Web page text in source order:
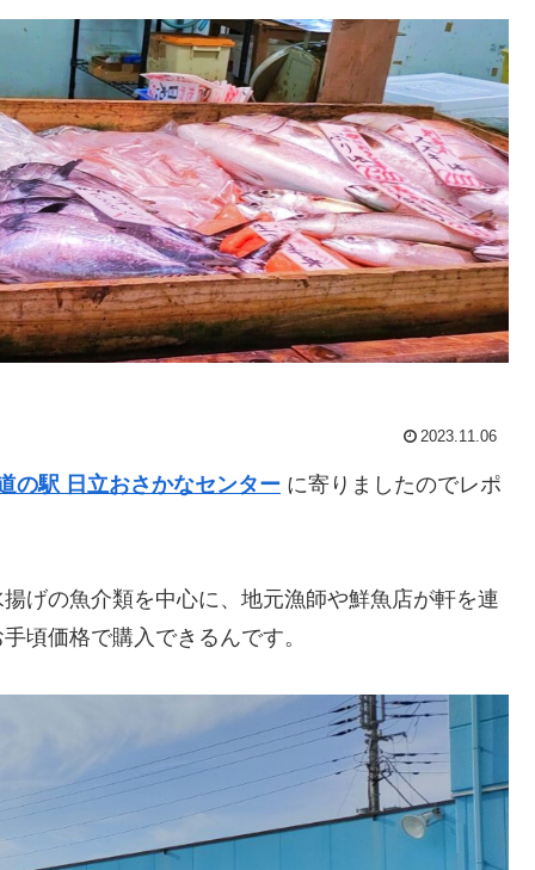
2023.11.06
の駅 日立おさかなセンター に寄りましたのでレポ
げの魚介類を中心に、地元漁師や鮮魚店が軒を連
頃価格で購入できるんです。